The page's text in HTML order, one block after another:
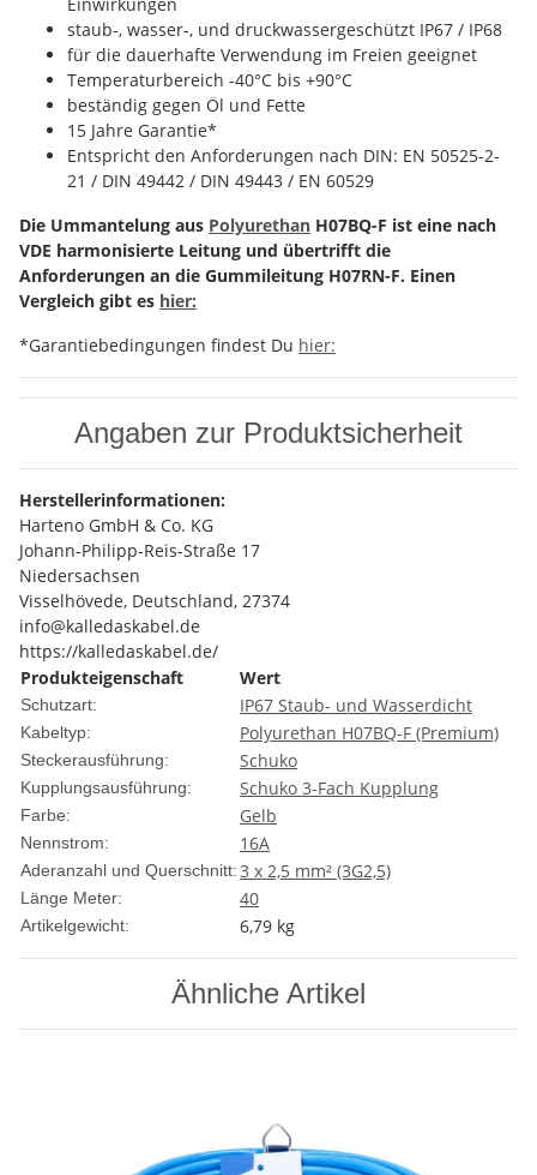
staub-, wasser-, und druckwassergeschützt IP67 / IP68
für die dauerhafte Verwendung im Freien geeignet
Temperaturbereich -40°C bis +90°C
beständig gegen Öl und Fette
15 Jahre Garantie*
Entspricht den Anforderungen nach DIN: EN 50525-2-
21 / DIN 49442 / DIN 49443 / EN 60529
Die Ummantelung aus Polyurethan H07BQ-F ist eine nach
VDE harmonisierte Leitung und übertrifft die
Anforderungen an die Gummileitung H07RN-F. Einen
Vergleich gibt es hier:
*Garantiebedingungen findest Du hier:
Angaben zur Produktsicherheit
Herstellerinformationen:
Harteno GmbH & Co. KG
Johann-Philipp-Reis-Straße 17
Niedersachsen
Visselhövede, Deutschland, 27374
info@kalledaskabel.de
https://kalledaskabel.de/
Produkteigenschaft
Wert
Schutzart: IP67 Staub- und Wasserdicht
Kabeltyp: Polyurethan H07BQ-F (Premium)
Steckerausführung: Schuko
Kupplungsausführung: Schuko 3-Fach Kupplung
Farbe: Gelb
Nennstrom: 16A
Aderanzahl und Querschnitt:3 x 2,5 mm² (3G2,5)
Länge Meter: 40
Artikelgewicht: 6,79 kg
Ähnliche Artikel